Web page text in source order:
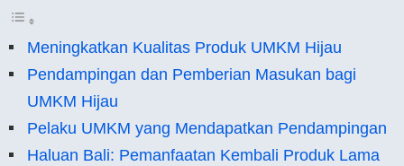
Meningkatkan Kualitas Produk UMKM Hijau
Pendampingan dan Pemberian Masukan bagi
UMKM Hijau
Pelaku UMKM yang Mendapatkan Pendampingan
Haluan Bali: Pemanfaatan Kembali Produk Lama